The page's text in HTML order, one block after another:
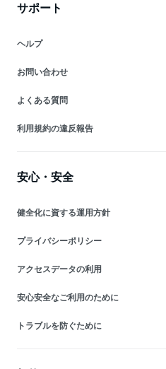
サポート
ヘルプ
お問い合わせ
よくある質問
利用規約の違反報告
安心・安全
健全化に資する運用方針
プライバシーポリシー
アクセスデータの利用
安心安全なご利用のために
トラブルを防ぐために